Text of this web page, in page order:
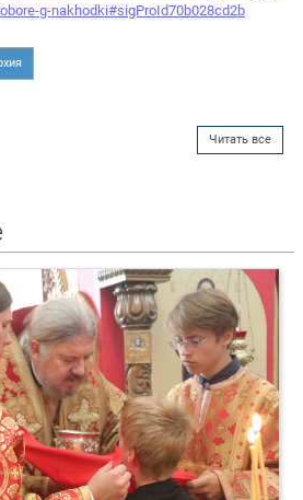
g-nakhodki#sigProId70b028cd2b
Читать все